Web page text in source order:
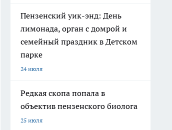
Пензенский уик-энд: День
лимонада, орган с домрой и
семейный праздник в Детском
парке
24 июля
Редкая скопа попала в
объектив пензенского биолога
25 июля